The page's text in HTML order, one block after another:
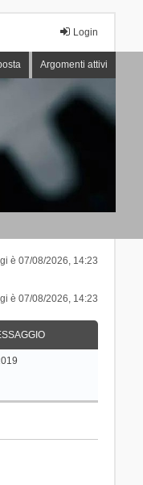
Login
Argomenti attivi
è 07/08/2026, 14:23
è 07/08/2026, 14:23